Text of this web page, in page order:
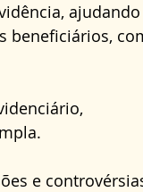
ajudando
beneficiários,
e